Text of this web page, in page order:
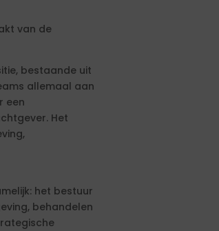
van de
bestaande uit
allemaal aan
een
Het
het bestuur
behandelen